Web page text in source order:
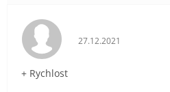
Hodnocení obchodu
27.12.2021
+ Rychlost